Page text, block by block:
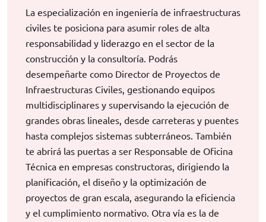
La especialización en ingeniería de infraestructuras
civiles te posiciona para asumir roles de alta
responsabilidad y liderazgo en el sector de la
construcción y la consultoría. Podrás
desempeñarte como Director de Proyectos de
Infraestructuras Civiles, gestionando equipos
multidisciplinares y supervisando la ejecución de
grandes obras lineales, desde carreteras y puentes
hasta complejos sistemas subterráneos. También
te abrirá las puertas a ser Responsable de Oficina
Técnica en empresas constructoras, dirigiendo la
planificación, el diseño y la optimización de
proyectos de gran escala, asegurando la eficiencia
y el cumplimiento normativo. Otra vía es la de